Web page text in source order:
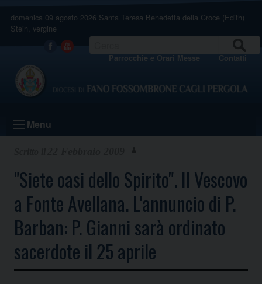
content
domenica 09 agosto 2026 Santa Teresa Benedetta della Croce (Edith)
Stein, vergine
Facebook
Youtube Parrocchie e Orari Messe Contatti
Menu
"Siete oasi dello Spirito". Il Vescovo
a Fonte Avellana. L'annuncio di P.
Barban: P. Gianni sarà ordinato
sacerdote il 25 aprile